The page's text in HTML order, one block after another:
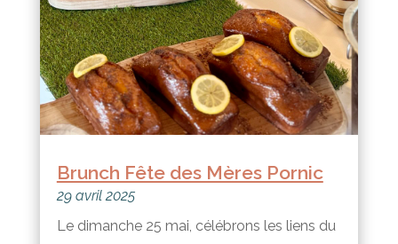
Brunch Fête des Mères Pornic
29 avril 2025
Le dimanche 25 mai, célébrons les liens du